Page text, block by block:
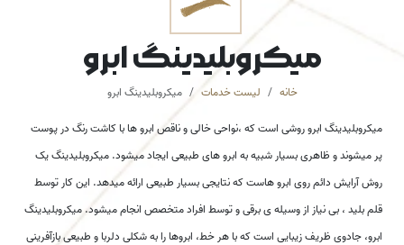
میکروبلیدینگ ابرو
خانه لیست خدمات میکروبلیدینگ ابرو
میکروبلیدینگ ابرو روشی است که ،نواحی خالی و ناقص ابرو ها با کاشت رنگ در پوست
پر میشوند و ظاهری بسیار شبیه به ابرو های طبیعی ایجاد میشود. میکروبلیدینگ یک
روش آرایش دائم روی ابرو هاست که نتایجی بسیار طبیعی ارائه میدهد. این کار توسط
قلم بلید ، بی نیاز از وسیله ی برقی و توسط افراد متخصص انجام میشود. میکروبلیدینگ
ابرو، جادوی ظریف زیبایی است که با هر خط، ابروها را به شکلی دلربا و طبیعی بازآفرینی